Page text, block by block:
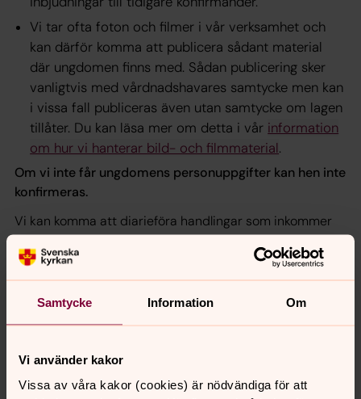
Samtycke Information Om
Vi använder kakor
Vissa av våra kakor (cookies) är nödvändiga för att
Vi tar ofta foton och filmer i vår verksamhet och
kan därför komma att publicera sådant material
där ungdomen finns med. Sådan publicering sker
vanligtvis med vårdnadshavares samtycke men kan
i vissa fall publiceras även utan samtycke om lagen
tillåter. Du kan läsa mer om detta i vår information
om hur vi hanterar bild- och filmmaterial.
Om vi inte får ungdomens personuppgifter kan hen inte
konfirmeras.
Vi kan komma att diarieföra handlingar som inkommer
till eller upprättas hos oss. Ungdomens personuppgifter
kan även komma att lämnas ut i enlighet med den
inomkyrkliga offentlighetsprincipen, vilket framgår av 11 §
lagen om Svenska kyrkan.
Uppgifter om genomförd konfirmation är en känslig
känsliga personuppgift med stöd av att vi är en icke
vinstdrivande förening med religiöst syfte i vilken